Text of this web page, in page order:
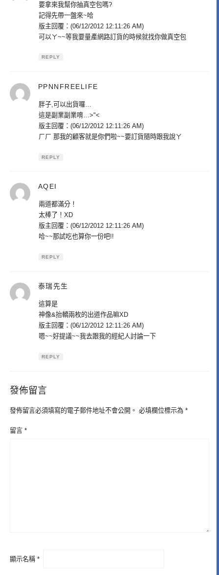
要拿來我幫你抽真空包嗎?
記得先帶一盤來~哈
版主回覆：(06/12/2012 12:11:26 AM)
可以ㄚ~~等我要量產網路訂貨的時候就找你做真空包
REPLY
PPNNFREELIFE
胖子,可以出貨囉…
這是副業副業唷…>"<
版主回覆：(06/12/2012 12:11:26 AM)
ㄏㄏ 那我的顧客就是你們啦~~要訂貨隨時跟我說ㄚ
REPLY
AQEI
兩道都滿分！
太棒了！XD
版主回覆：(06/12/2012 12:11:26 AM)
哈~~那試吃也算你一份吧!!
REPLY
泰瑞先生
這算是
神像&抬轎兩枚的出道作品嘛XD
版主回覆：(06/12/2012 12:11:26 AM)
嗯~~好提議~~我去跟我的經紀人討論一下
REPLY
發佈留言
發佈留言必須填寫的電子郵件地址不會公開。 必填欄位標示為 *
留言 *
顯示名稱 *